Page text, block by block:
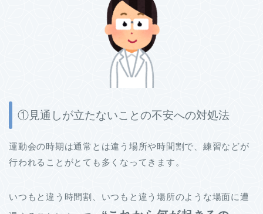
①見通しが立たないことの不安への対処法
運動会の時期は通常とは違う場所や時間割で、練習などが
行われることがとても多くなってきます。
いつもと違う時間割、いつもと違う場所のような場面に遭